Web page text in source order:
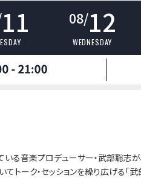
11 08/12
WEDNESDAY
る音楽プロデューサー・武部聡志が
トーク・セッションを繰り広げる「